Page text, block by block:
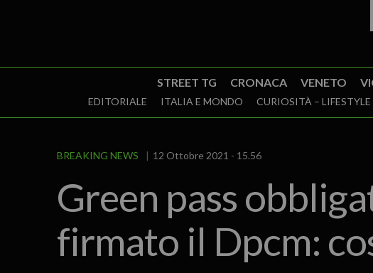
STREET TG CRONACA VENETO
EDITORIALE ITALIA E MONDO CURIOSITÀ – LIFESTYLE
BREAKING NEWS 12 Ottobre 2021 - 15.56
Green pass
firmato il Dpcm: